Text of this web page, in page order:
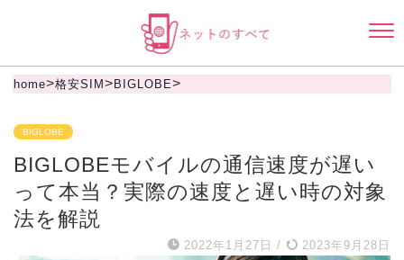
home>格安SIM > BIGLOBE>
BIGLOBE
BIGLOBEモバイルの通信速度が遅い
って本当？実際の速度と遅い時の対象
法を解説
2022年1月27日 / 2023年9月28日